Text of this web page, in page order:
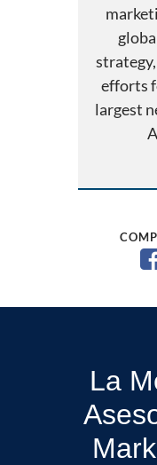
efforts
largest
La